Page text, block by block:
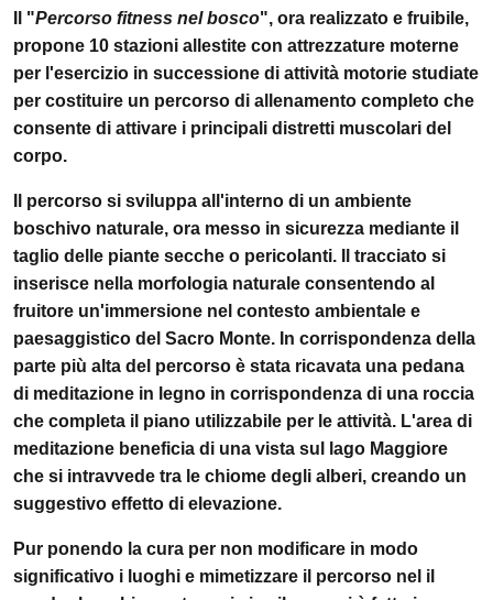
Il "Percorso fitness nel bosco", ora realizzato e fruibile,
propone 10 stazioni allestite con attrezzature moterne
per l'esercizio in successione di attività motorie studiate
per costituire un percorso di allenamento completo che
consente di attivare i principali distretti muscolari del
corpo.
Il percorso si sviluppa all'interno di un ambiente
boschivo naturale, ora messo in sicurezza mediante il
taglio delle piante secche o pericolanti. Il tracciato si
inserisce nella morfologia naturale consentendo al
fruitore un'immersione nel contesto ambientale e
paesaggistico del Sacro Monte. In corrispondenza della
parte più alta del percorso è stata ricavata una pedana
di meditazione in legno in corrispondenza di una roccia
che completa il piano utilizzabile per le attività. L'area di
meditazione beneficia di una vista sul lago Maggiore
che si intravvede tra le chiome degli alberi, creando un
suggestivo effetto di elevazione.
Pur ponendo la cura per non modificare in modo
significativo i luoghi e mimetizzare il percorso nel il